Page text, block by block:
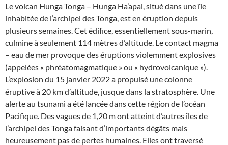
Le volcan Hunga Tonga – Hunga Ha’apai, situé dans une île
inhabitée de l’archipel des Tonga, est en éruption depuis
plusieurs semaines. Cet édifice, essentiellement sous-marin,
culmine à seulement 114 mètres d’altitude. Le contact magma
– eau de mer provoque des éruptions violemment explosives
(appelées « phréatomagmatique » ou « hydrovolcanique »).
L’explosion du 15 janvier 2022 a propulsé une colonne
éruptive à 20 km d’altitude, jusque dans la stratosphère. Une
alerte au tsunami a été lancée dans cette région de l’océan
Pacifique. Des vagues de 1,20 m ont atteint d’autres îles de
l’archipel des Tonga faisant d’importants dégâts mais
heureusement pas de pertes humaines. Elles ont traversé